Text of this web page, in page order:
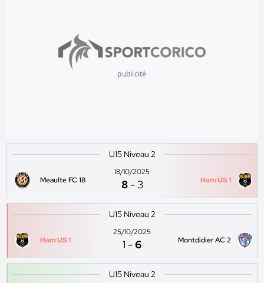
publicité
U15 Niveau 2
Meaulte FC 18
18/10/2025
8 - 3 Ham US 1
U15 Niveau 2
Ham US 1
25/10/2025
1 -6 Montdidier AC 2
U15 Niveau 2